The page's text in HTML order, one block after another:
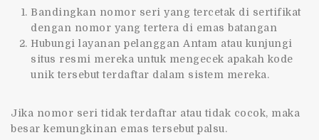
Bandingkan nomor seri yang tercetak di sertifikat
dengan nomor yang tertera di emas batangan
Hubungi layanan pelanggan Antam atau kunjungi
situs resmi mereka untuk mengecek apakah kode
unik tersebut terdaftar dalam sistem mereka.
Jika nomor seri tidak terdaftar atau tidak cocok, maka
besar kemungkinan emas tersebut palsu.